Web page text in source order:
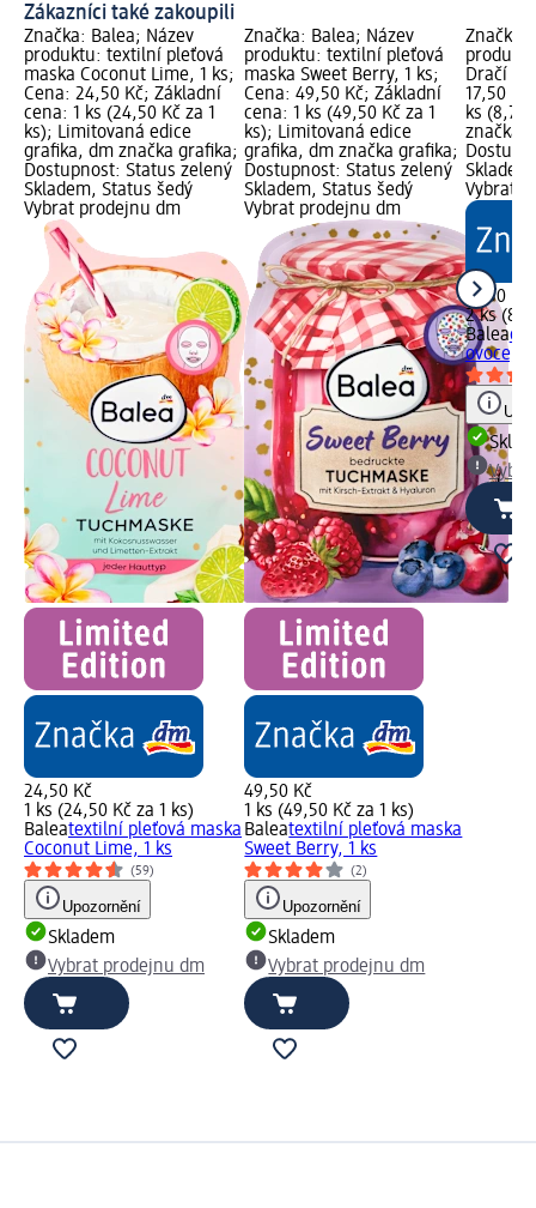
Zákazníci také zakoupili
Značka: Balea; Název
produktu: textilní pleťová
maska Coconut Lime, 1 ks;
Cena: 24,50 Kč; Základní
cena: 1 ks (24,50 Kč za 1
ks); Limitovaná edice
grafika, dm značka grafika;
Dostupnost: Status zelený
Skladem, Status šedý
Vybrat prodejnu dm
24,50 Kč
1 ks (24,50 Kč za 1 ks)
Baleatextilní pleťová maska
Coconut Lime, 1 ks
(59)
Upozornění
Skladem
Vybrat prodejnu dm
Značka: Balea; Název
produktu: textilní pleťová
maska Sweet Berry, 1 ks;
Cena: 49,50 Kč; Základní
cena: 1 ks (49,50 Kč za 1
ks); Limitovaná edice
grafika, dm značka grafika;
Dostupnost: Status zelený
Skladem, Status šedý
Vybrat prodejnu dm
49,50 Kč
1 ks (49,50 Kč za 1 ks)
Baleatextilní pleťová maska
Sweet Berry, 1 ks
(2)
Upozornění
Skladem
Vybrat prodejnu dm
Značka:
Dračí
17,50
ks (8,75
značka
Vybrat
17,50 Kč
2 ks
Balea
ovoce, 2